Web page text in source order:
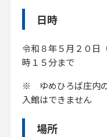
日時
令和８年５月２０日
時１５分まで
※ ゆめひろば庄内
入館はできません
場所